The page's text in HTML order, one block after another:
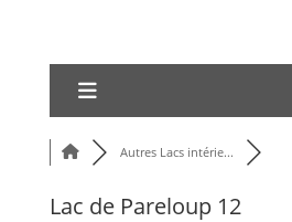
Autres Lacs intérie...
Lac de Pareloup 12